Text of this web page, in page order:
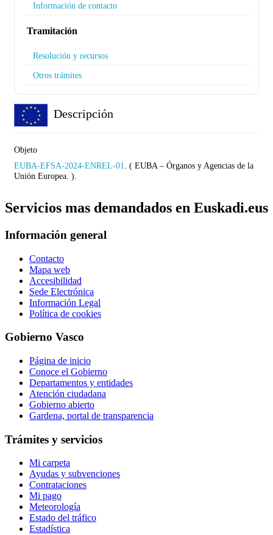
Información de contacto
Tramitación
Resolución y recursos
Otros trámites
Descripción
Objeto
EUBA-EFSA-2024-ENREL-01
. ( EUBA – Órganos y Agencias de la
Unión Europea. ).
Servicios mas demandados en Euskadi.eus
Información general
Contacto
Mapa web
Accesibilidad
Sede Electrónica
Información Legal
Política de cookies
Gobierno Vasco
Página de inicio
Conoce el Gobierno
Departamentos y entidades
Atención ciudadana
Gobierno abierto
Gardena, portal de transparencia
Trámites y servicios
Mi carpeta
Ayudas y subvenciones
Contrataciones
Mi pago
Meteorología
Estado del tráfico
Estadística